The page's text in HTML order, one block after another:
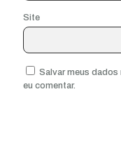
Site
Salvar meus
eu comentar.